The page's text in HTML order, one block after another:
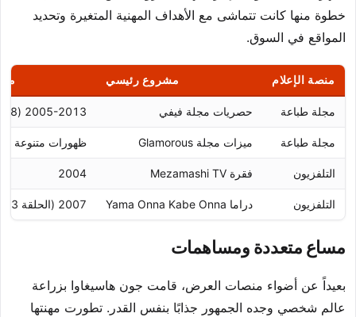
خطوة منها كانت تتماشى مع الأهداف المهنية المتغيرة وتحديد
المواقع في السوق.
منصة الإعلام مشروع رئيسي
مجلة طباعة حصريات مجلة فيفي 2005-2013 (8 سنوات)
مجلة طباعة ميزات مجلة Glamorous ظهورات متنوعة
التلفزيون فقرة Mezamashi TV 2004
التلفزيون دراما Yama Onna Kabe Onna 2007 (الحلقة 3)
مساع متعددة ومساهمات
بعيداً عن أضواء منصات العرض، قامت جون هاسيغاوا بزراعة
عالم شخصي وجده الجمهور جذابًا بنفس القدر. تطورت مهنتها